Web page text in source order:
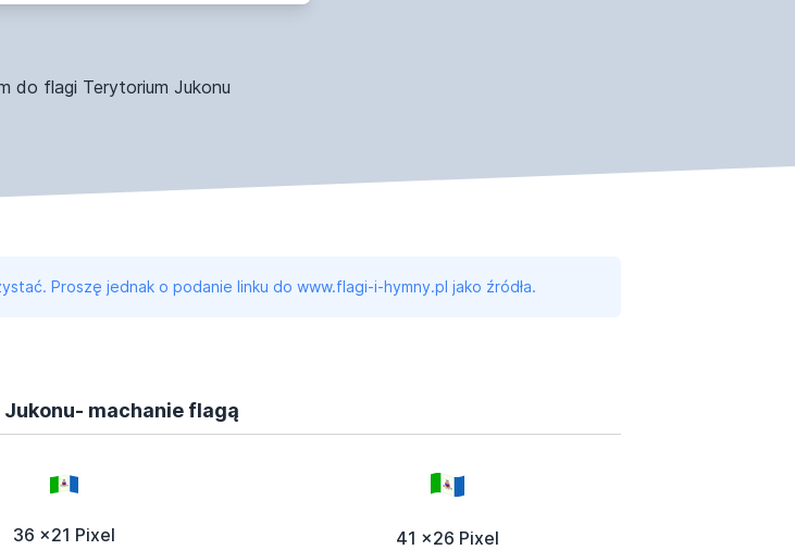
do flagi Terytorium Jukonu
Proszę jednak o podanie linku do www.flagi-i-hymny.pl jako źródła.
machanie flagą
36 x21 Pixel 41 x26 Pixel